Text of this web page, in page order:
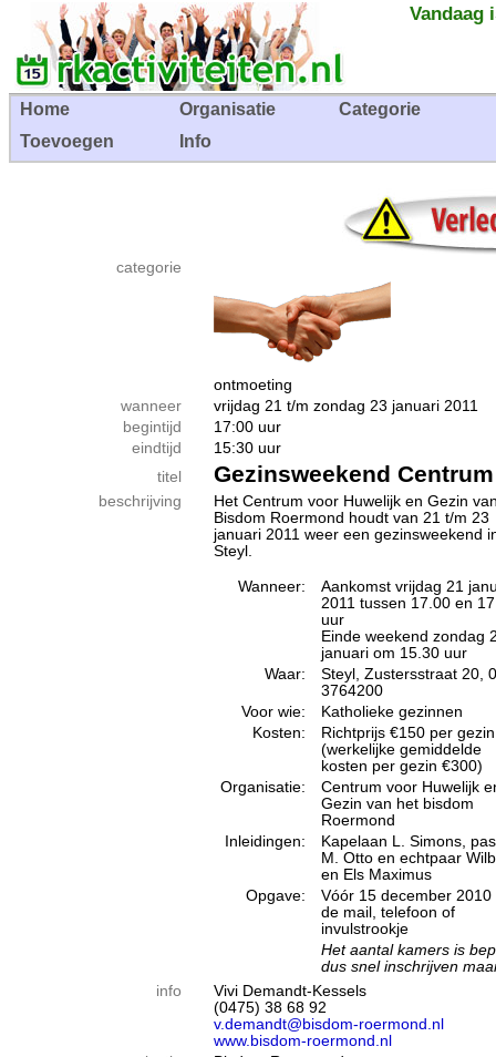
Vandaag
Home Organisatie
Categorie
Toevoegen
Info
categorie
ontmoeting
wanneer
vrijdag 21 t/m zondag 23 januari 2011
begintijd
17:00 uur
eindtijd
15:30 uur
titel
Gezinsweekend
beschrijving
Het Centrum voor Huwelijk en Gezin
Bisdom Roermond houdt van 21 t/m 23
januari 2011 weer een gezinsweekend
Steyl.
Wanneer:
Aankomst vrijdag 21
2011 tussen 17.00 en
uur
Einde weekend zondag
januari om 15.30 uur
Waar:
Steyl, Zustersstraat 20,
3764200
Voor wie:
Katholieke gezinnen
Kosten:
Richtprijs €150 per gezin
(werkelijke gemiddelde
kosten per gezin €300)
Organisatie:
Centrum voor Huwelijk
Gezin van het bisdom
Roermond
Inleidingen:
Kapelaan L. Simons,
M. Otto en echtpaar
en Els Maximus
Opgave:
Vóór 15 december 2010
de mail, telefoon of
invulstrookje
Het aantal kamers is
dus snel inschrijven
info
Vivi Demandt-Kessels
(0475) 38 68 92
v.demandt@bisdom-roermond.nl
www.bisdom-roermond.nl